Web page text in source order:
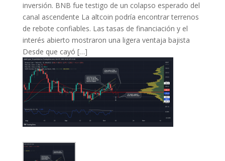
inversión. BNB fue testigo de un colapso esperado del
canal ascendente La altcoin podría encontrar terrenos
de rebote confiables. Las tasas de financiación y el
interés abierto mostraron una ligera ventaja bajista
Desde que cayó […]